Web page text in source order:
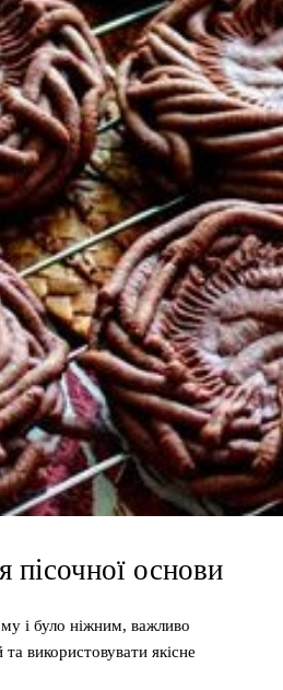
пісочної основи
і було ніжним, важливо
використовувати якісне